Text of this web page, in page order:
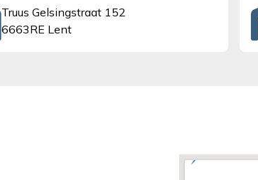
Truus Gelsingstraat 152
6663RE Lent